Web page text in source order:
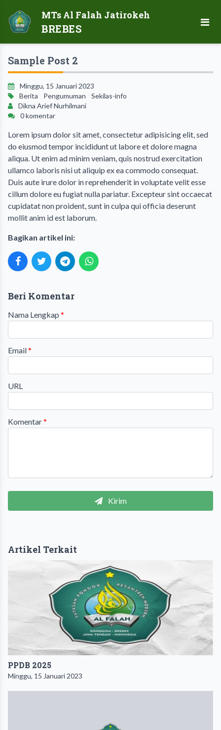
MTs Al Falah Jatirokeh
BREBES
Sample Post 2
Minggu, 15 Januari 2023
Berita
Pengumuman
Sekilas-info
Dikna Arief Nurhilmani
0 komentar
Lorem ipsum dolor sit amet, consectetur adipisicing elit, sed
do eiusmod tempor incididunt ut labore et dolore magna
aliqua. Ut enim ad minim veniam, quis nostrud exercitation
ullamco laboris nisi ut aliquip ex ea commodo consequat.
Duis aute irure dolor in reprehenderit in voluptate velit esse
cillum dolore eu fugiat nulla pariatur. Excepteur sint occaecat
cupidatat non proident, sunt in culpa qui officia deserunt
mollit anim id est laborum.
Bagikan artikel ini:
Beri Komentar
Nama Lengkap *
Email*
URL
Komentar*
Kirim
Artikel Terkait
PPDB 2025
Minggu, 15 Januari 2023